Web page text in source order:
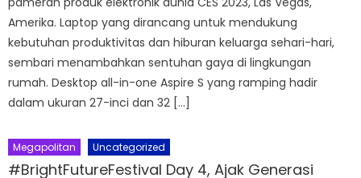
Amerika. Laptop yang dirancang untuk mendukung
kebutuhan produktivitas dan hiburan keluarga sehari-hari,
sembari menambahkan sentuhan gaya di lingkungan
rumah. Desktop all-in-one Aspire S yang ramping hadir
dalam ukuran 27-inci dan 32 […]
Megapolitan Uncategorized
#BrightFutureFestival Day 4, Ajak Generasi